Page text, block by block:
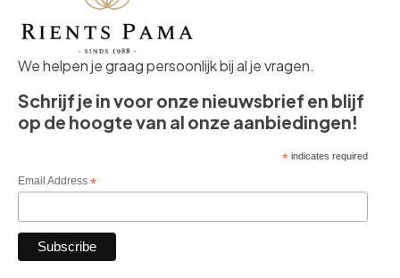
We helpen je graag persoonlijk bij al je vragen.
Schrijf je in voor onze nieuwsbrief en blijf
op de hoogte van al onze aanbiedingen!
*indicates required
Email Address *